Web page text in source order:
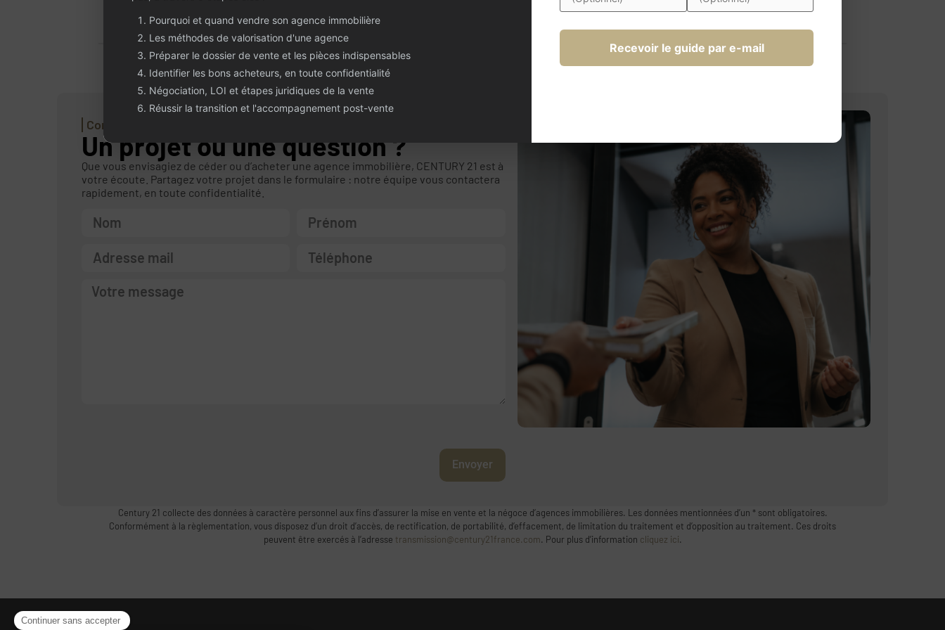
Contactez-nous
Un projet ou une question ?
Que vous envisagiez de céder ou d’acheter une agence immobilière, CENTURY 21 est à
votre écoute. Partagez votre projet dans le formulaire : notre équipe vous contactera
rapidement, en toute confidentialité.
Envoyer
Century 21 collecte des données à caractère personnel aux fins d’assurer la mise en vente et la négoce d’agences immobilières. Les données mentionnées d’un * sont obligatoires.
Conformément à la règlementation, vous disposez d’un droit d’accès, de rectification, de portabilité, d’effacement, de limitation du traitement et d’opposition au traitement. Ces droits
peuvent être exercés à l’adresse transmission@century21france.com. Pour plus d’information cliquez ici.
Pourquoi et quand vendre son agence immobilière
Les méthodes de valorisation d'une agence
Préparer le dossier de vente et les pièces indispensables
Identifier les bons acheteurs, en toute confidentialité
Négociation, LOI et étapes juridiques de la vente
Réussir la transition et l'accompagnement post-vente
Recevoir le guide par e-mail